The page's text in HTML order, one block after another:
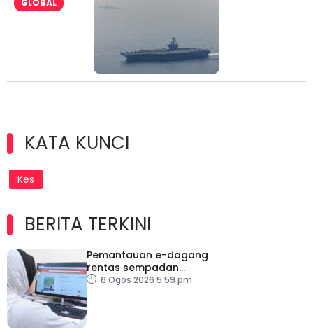
GLOBAL
KATA KUNCI
Kes
BERITA TERKINI
Pemantauan e-dagang
rentas sempadan
diperketat, pastikan
6 Ogos 2026 5:59 pm